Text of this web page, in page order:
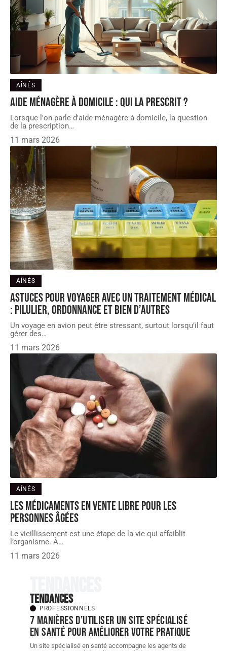
AÎNÉS
Aide ménagère à domicile : qui la prescrit ?
Lorsque l'on parle d'aide ménagère à domicile, la question
de la prescription…
11 mars 2026
AÎNÉS
Astuces pour voyager avec un traitement médical
: Pilulier, ordonnance et bien d’autres
Un voyage en avion peut être stressant, surtout lorsqu’il faut
gérer des…
11 mars 2026
AÎNÉS
Les médicaments en vente libre pour les
personnes âgées
Le vieillissement est une étape de la vie qui affaiblit
l’organisme. À…
11 mars 2026
Tendances
PROFESSIONNELS
7 manières d’utiliser un site spécialisé
en santé pour améliorer votre pratique
Un site spécialisé en santé accompagne les agents de